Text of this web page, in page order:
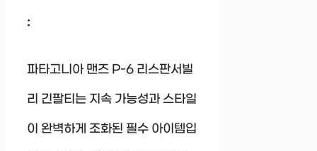
:
파타고니아 맨즈 P-6 리스판서빌
리 긴팔티는 지속 가능성과 스타일
이 완벽하게 조화된 필수 아이템입